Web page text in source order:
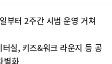
부터 2주간 시범 운영 거쳐
실, 키즈&워크 라운지 등 공
별화